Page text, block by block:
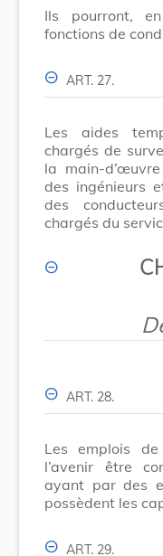
Ils pourront,
fonctions de
ART. 27.
Les aides
chargés de
la main-
des ingénieurs
des
chargés du
ART. 28.
Les emplois
l’avenir être
ayant par des
possèdent les
ART. 29.